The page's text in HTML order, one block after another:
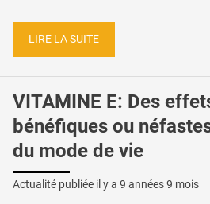
LIRE LA SUITE
VITAMINE E: Des
bénéfiques ou
du mode de vie
Actualité publiée il y a 9 années 9 mois